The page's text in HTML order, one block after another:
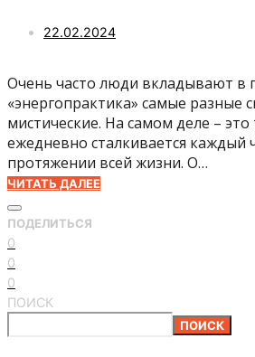
22.02.2024
Очень часто люди вкладывают в
«энергопрактика» самые разные
мистические. На самом деле – это
ежедневно сталкивается каждый
протяжении всей жизни. О…
ЧИТАТЬ ДАЛЕЕ
ПОДЕЛИТЬСЯ
0
0
0
ПОИСК
ПОИСК